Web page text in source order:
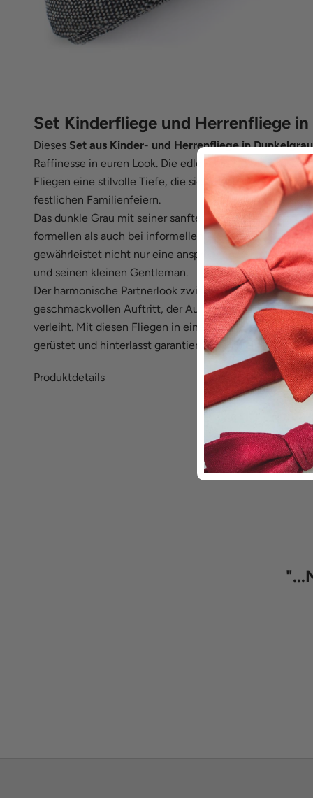
Set Kinderfliege und Herrenfliege in
Dieses Set aus Kinder- und Herrenfliege in Dunkelgrau
Raffinesse in euren Look. Die edle melierte Struktur
Fliegen eine stilvolle Tiefe, die sich ideal für
festlichen Familienfeiern.
Das dunkle Grau mit seiner sanften Melierung sorgt
formellen als auch bei informellen Events überzeugt.
gewährleistet nicht nur eine ansprechende Optik,
und seinen kleinen Gentleman.
Der harmonische Partnerlook zwischen Vater und Sohn
geschmackvollen Auftritt, der Aufmerksamkeit auf
verleiht. Mit diesen Fliegen in einem melierten
gerüstet und hinterlasst garantiert einen bleibenden
Produktdetails
"